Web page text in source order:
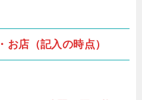
お店（記入の時点）